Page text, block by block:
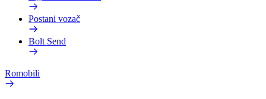
Postani vozač
Bolt Send
Romobili